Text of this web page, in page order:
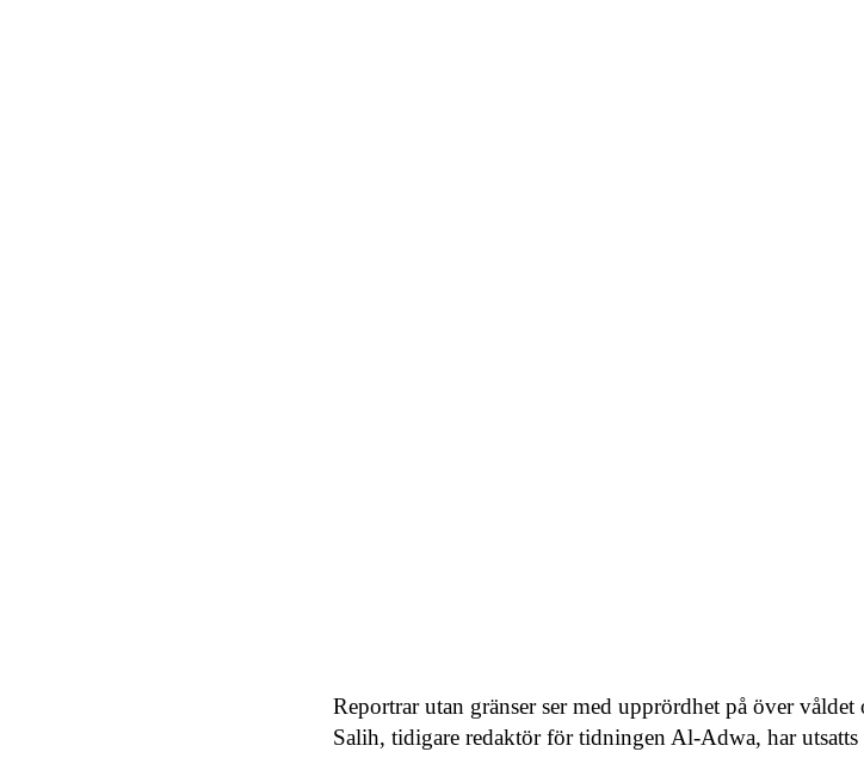
Reportrar utan gränser ser med upprördhet på över
Salih, tidigare redaktör för tidningen Al-Adwa, har utsatts